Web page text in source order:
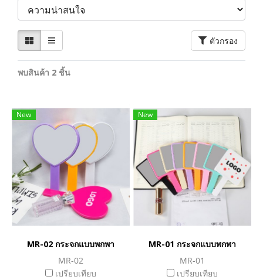
ตัวกรอง
พบสินค้า 2 ชิ้น
New
MR-02 กระจกแบบพกพา
MR-02
เปรียบเทียบ
New
MR-01 กระจกแบบพกพา
MR-01
เปรียบเทียบ